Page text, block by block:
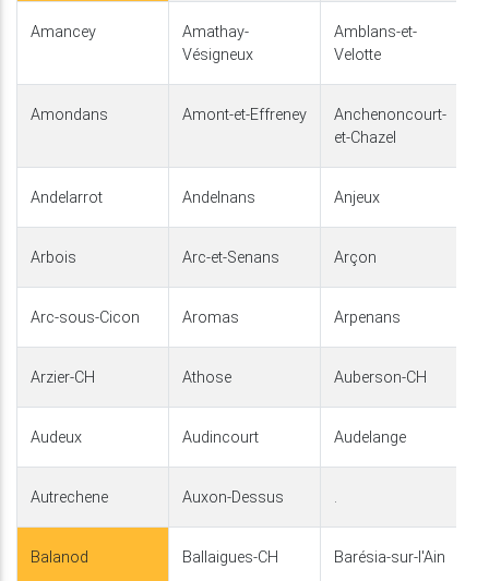
Amancey
Amathay-
Vésigneux
Amblans-et-
Velotte
Amondans Amont-et-Effreney
Anchenoncourt-
et-Chazel
Andelarrot Andelnans Anjeux
Arbois Arc-et-Senans Arçon
Arc-sous-Cicon Aromas Arpenans
Arzier-CH Athose Auberson-CH
Audeux Audincourt Audelange
Autrechene Auxon-Dessus .
Balanod Ballaigues-CH Barésia-sur-l'Ain